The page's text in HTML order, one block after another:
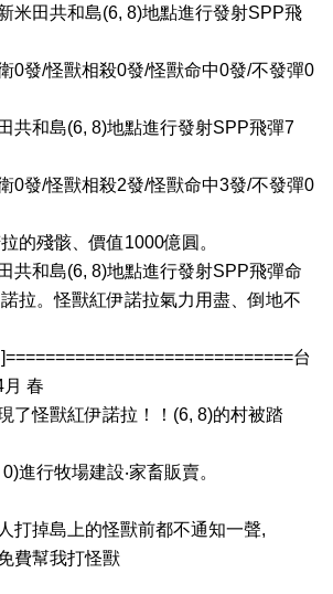
米田共和島(6, 8)地點進行發射SPP飛
0發/怪獸相殺0發/怪獸命中0發/不發彈0
共和島(6, 8)地點進行發射SPP飛彈7
0發/怪獸相殺2發/怪獸命中3發/不發彈0
的殘骸、價值1000億圓。
共和島(6, 8)地點進行發射SPP飛彈命
拉。怪獸紅伊諾拉氣力用盡、倒地不
台
春
了怪獸紅伊諾拉！！(6, 8)的村被踏
進行牧場建設‧家畜販賣。
打掉島上的怪獸前都不通知一聲,
費幫我打怪獸